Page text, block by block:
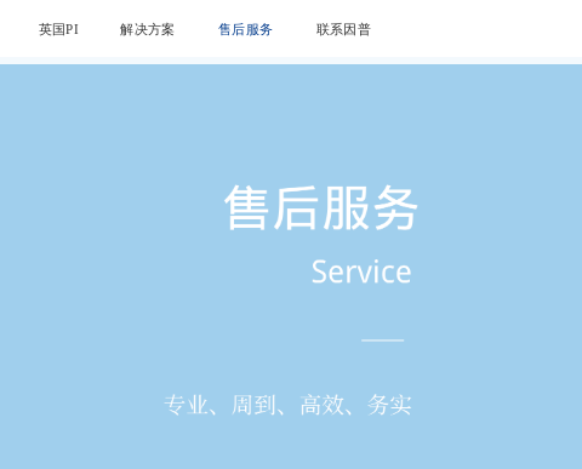
英国PI 解决方案 售后服务 联系因普